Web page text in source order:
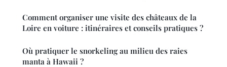
Comment organiser une visite des châteaux de la
Loire en voiture : itinéraires et conseils pratiques ?
Où pratiquer le snorkeling au milieu des raies
manta à Hawaii ?